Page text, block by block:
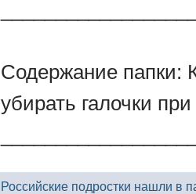
Содержание папки:
убирать галочки
Российские подростки нашли в